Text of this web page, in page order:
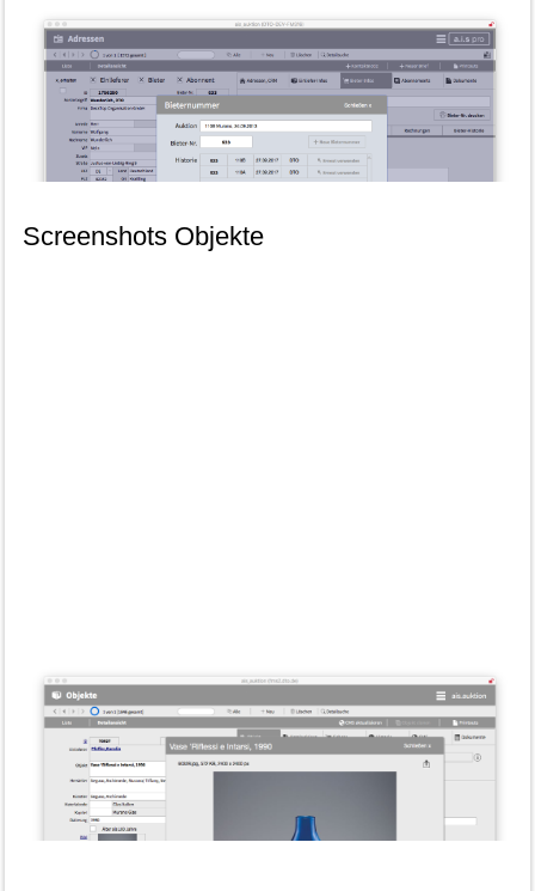
[ZEIGE VORSCHAUBILDER]
Screenshots Objekte
[ZEIGE VORSCHAUBILDER]